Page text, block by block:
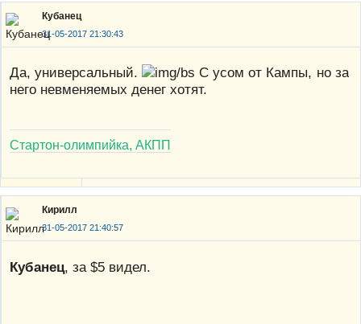
Кубанец
31-05-2017 21:30:43
Да, универсальный.
С усом от Кампы, но за
него невменяемых денег хотят.
Стартон-олимпийка, АКПП
Кирилл
31-05-2017 21:40:57
Кубанец, за $5 видел.